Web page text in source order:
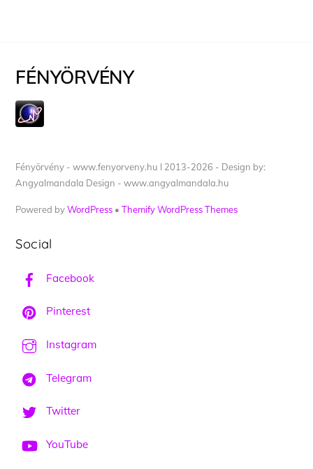
FÉNYÖRVÉNY
Fényörvény - www.fenyorveny.hu I 2013-2026 - Design by:
Angyalmandala Design - www.angyalmandala.hu
Powered byWordPress •Themify WordPress Themes
Social
Facebook
Pinterest
Instagram
Telegram
Twitter
YouTube